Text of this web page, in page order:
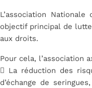
L’association
objectif principal de
aux droits.
Pour cela, l’association
 La réduction des
d’échange de